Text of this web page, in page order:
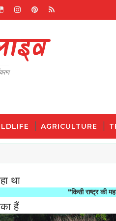
AGRICULTURE
था
"किसी राष्ट्र की महानता और
हैं